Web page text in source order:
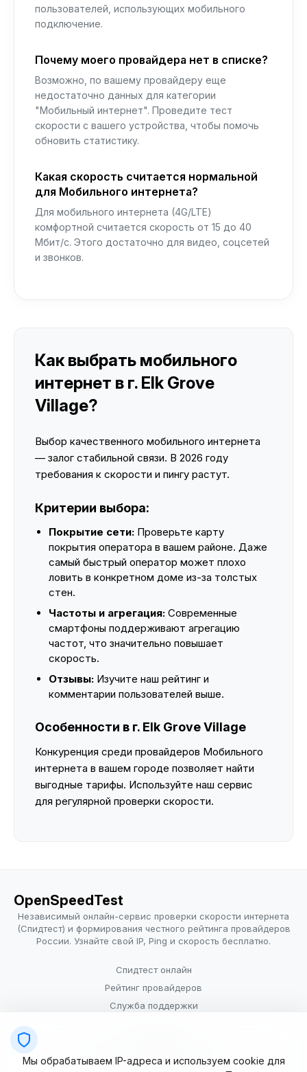
пользователей, использующих мобильного
подключение.
Почему моего провайдера нет в списке?
Возможно, по вашему провайдеру еще
недостаточно данных для категории
"Мобильный интернет". Проведите тест
скорости с вашего устройства, чтобы помочь
обновить статистику.
Какая скорость считается нормальной
для Мобильного интернета?
Для мобильного интернета (4G/LTE)
комфортной считается скорость от 15 до 40
Мбит/с. Этого достаточно для видео, соцсетей
и звонков.
Как выбрать мобильного
интернет в г. Elk Grove
Village?
Выбор качественного мобильного интернета
— залог стабильной связи. В 2026 году
требования к скорости и пингу растут.
Критерии выбора:
Покрытие сети: Проверьте карту
покрытия оператора в вашем районе. Даже
самый быстрый оператор может плохо
ловить в конкретном доме из-за толстых
стен.
Частоты и агрегация: Современные
смартфоны поддерживают агрегацию
частот, что значительно повышает
скорость.
Отзывы: Изучите наш рейтинг и
комментарии пользователей выше.
Особенности в г. Elk Grove Village
Конкуренция среди провайдеров Мобильного
интернета в вашем городе позволяет найти
выгодные тарифы. Используйте наш сервис
для регулярной проверки скорости.
OpenSpeedTest
Независимый онлайн-сервис проверки скорости интернета
(Спидтест) и формирования честного рейтинга провайдеров
России. Узнайте свой IP, Ping и скорость бесплатно.
Спидтест онлайн
Рейтинг провайдеров
Служба поддержки
Условия использования
Мы обрабатываем IP-адреса и используем cookie для